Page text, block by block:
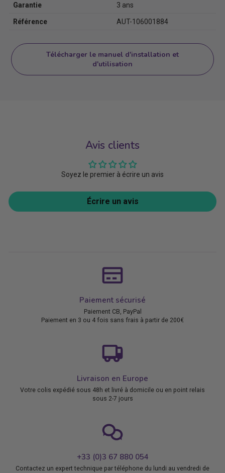
Garantie 3 ans
Référence AUT-106001884
Télécharger le manuel d'installation et
d'utilisation
Avis clients
Soyez le premier à écrire un avis
Écrire un avis
Paiement sécurisé
Paiement CB, PayPal
Paiement en 3 ou 4 fois sans frais à partir de 200€
Livraison en Europe
Votre colis expédié sous 48h et livré à domicile ou en point relais
sous 2-7 jours
+33 (0)3 67 880 054
Contactez un expert technique par téléphone du lundi au vendredi de